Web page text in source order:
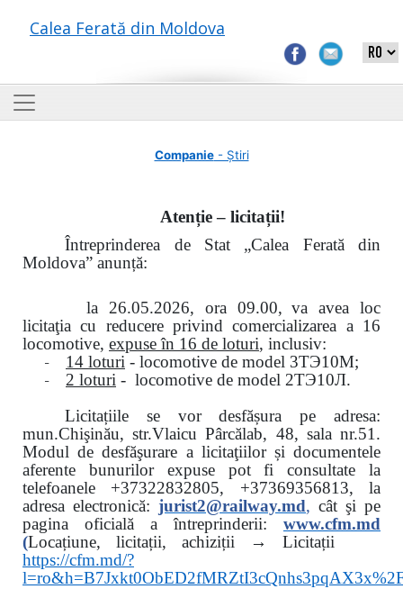
Calea Ferată din Moldova
Companie- Știri
Atenție – licitații!
Întreprinderea de Stat „Calea Ferată din
Moldova” anunță:
la 26.05.2026, ora 09.00, va avea loc
licitaţia cu reducere privind comercializarea a 16
locomotive, expuse în 16 de loturi, inclusiv:
- 14 loturi - locomotive de model 3ТЭ10М;
- 2 loturi - locomotive de model 2ТЭ10Л.
Licitațiile se vor desfășura pe adresa:
mun.Chişinău, str.Vlaicu Pârcălab, 48, sala nr.51.
Modul de desfăşurare a licitaţiilor și documentele
aferente bunurilor expuse pot fi consultate la
telefoanele +37322832805, +37369356813, la
adresa electronică: jurist2@railway.md, cât şi pe
pagina oficială a întreprinderii:
www.cfm.md
(Locațiune, licitații, achiziții → Licitații
https://cfm.md/?